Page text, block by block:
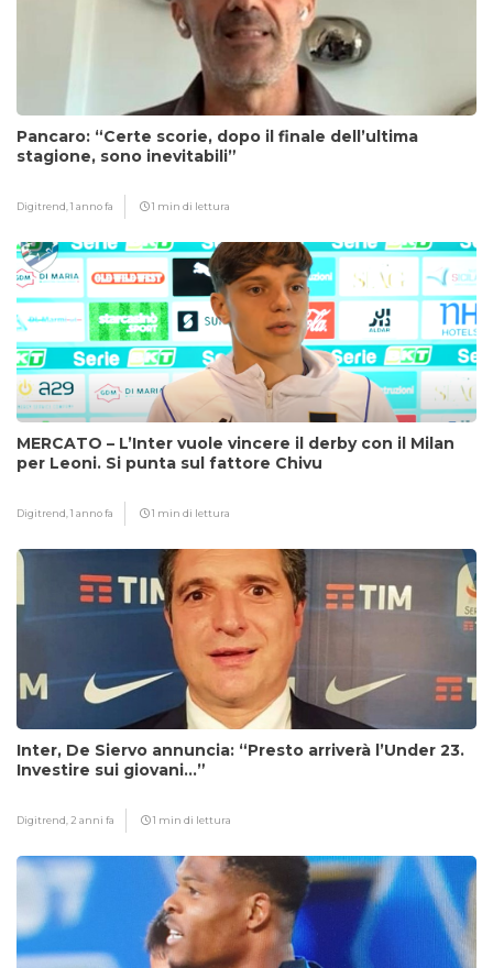
Pancaro: “Certe scorie, dopo il finale dell’ultima
stagione, sono inevitabili”
Digitrend,1 anno fa 1 min di lettura
MERCATO – L’Inter vuole vincere il derby con il Milan
per Leoni. Si punta sul fattore Chivu
Digitrend,1 anno fa 1 min di lettura
Inter, De Siervo annuncia: “Presto arriverà l’Under 23.
Investire sui giovani…”
Digitrend, 2 anni fa 1 min di lettura